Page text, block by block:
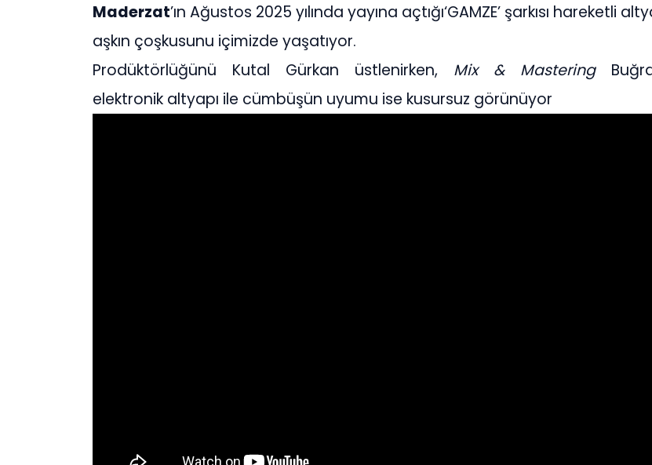
Maderzat’ın Ağustos 2025 yılında yayına açtığı‘GAMZE’ şarkısı hareketli
aşkın çoşkusunu içimizde yaşatıyor.
Prodüktörlüğünü Kutal Gürkan üstlenirken, Mix & Mastering
elektronik altyapı ile cümbüşün uyumu ise kusursuz görünüyor